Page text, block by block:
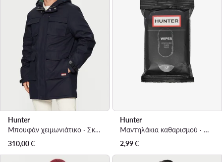
Hunter
Μπουφάν χειμωνιάτικο · Σκούρο μπλε
310,00€
Hunter
Μαντηλάκια καθαρισμού · WIPES 15 PCS
2,99€